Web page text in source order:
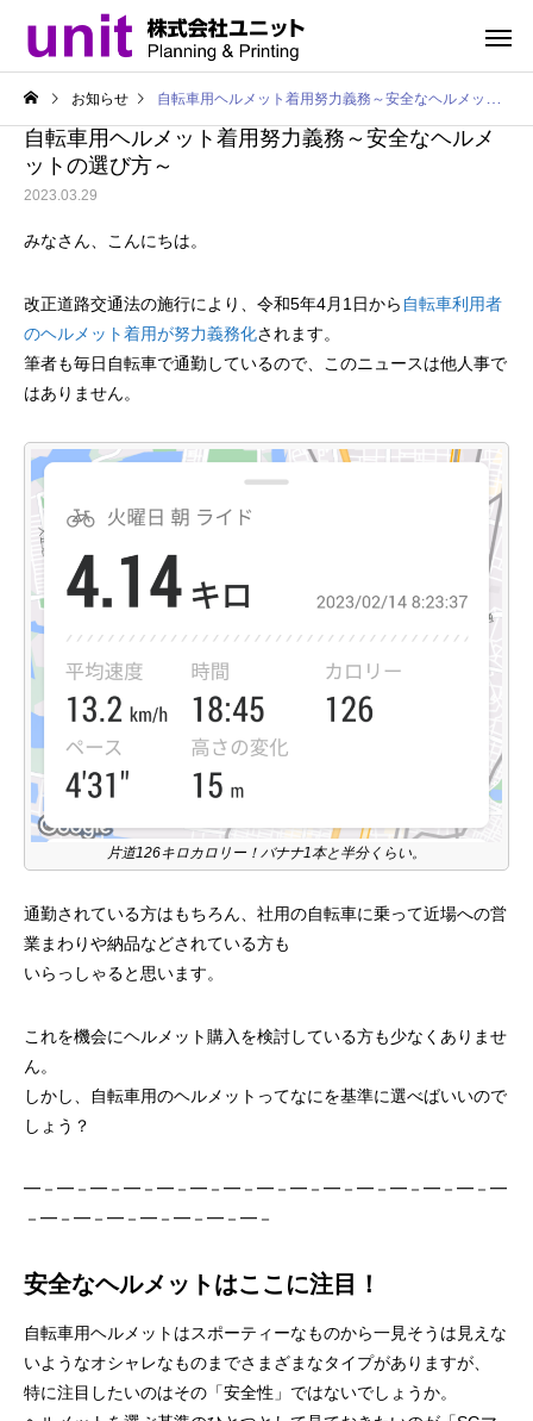
お知らせ 自転車用ヘルメット着用努力義務～安全なヘルメットの選び方～
自転車用ヘルメット着用努力義務～安全なヘルメ
ットの選び方～
2023.03.29
みなさん、こんにちは。
改正道路交通法の施行により、令和5年4月1日から 自転車利用者
のヘルメット着用が努力義務化されます。
筆者も毎日自転車で通勤しているので、このニュースは他人事で
はありません。
片道126キロカロリー！バナナ1本と半分くらい。
通勤されている方はもちろん、社用の自転車に乗って近場への営
業まわりや納品などされている方も
いらっしゃると思います。
これを機会にヘルメット購入を検討している方も少なくありませ
ん。
しかし、自転車用のヘルメットってなにを基準に選べばいいので
しょう？
━－━－━－━－━－━－━－━－━－━－━－━－━－━－━
－━－━－━－━－━－━－━－
安全なヘルメットはここに注目！
自転車用ヘルメットはスポーティーなものから一見そうは見えな
いようなオシャレなものまでさまざまなタイプがありますが、
特に注目したいのはその「安全性」ではないでしょうか。